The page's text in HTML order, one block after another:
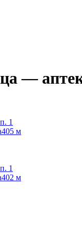
—
1
405 м
1
402 м